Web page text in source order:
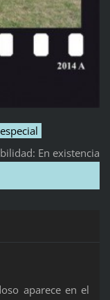
En existencia
aparece en el